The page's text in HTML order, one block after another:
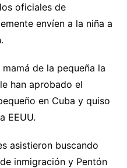
oficiales de
envíen a la niña a
de la pequeña la
han aprobado el
en Cuba y quiso
EEUU.
asistieron buscando
inmigración y Pentón